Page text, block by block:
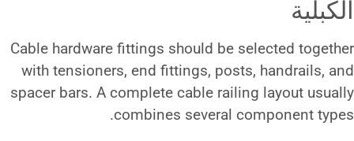
Cable hardware fittings should
with tensioners, end fittings,
spacer bars. A complete cable
combines